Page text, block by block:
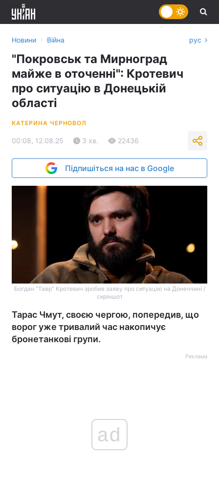
Новини › Війна рус
"Покровськ та Мирноград
майже в оточенні": Кротевич
про ситуацію в Донецькій
області
КАТЕРИНА ЧЕРНОВОЛ
00:08, 12.08.25 3 хв. 22436
Підпишіться на нас в Google
Богдан "Тавр" Кротевич зробив заяву про ситуацію на Донеччині /
скріншот
Тарас Чмут, своєю чергою, попередив, що
ворог уже тривалий час накопичує
бронетанкові групи.
Реклама
ad